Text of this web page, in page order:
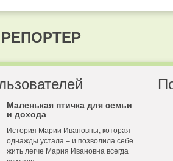
Маленькая птичка для семьи
и дохода
История Марии Ивановны, которая
однажды устала – и позволила себе
жить легче Мария Ивановна всегда